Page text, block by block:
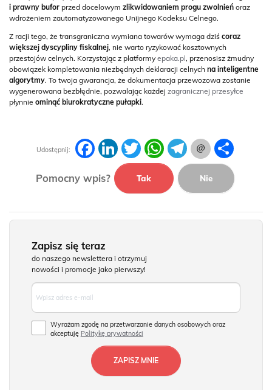
i prawny bufor przed docelowym zlikwidowaniem progu zwolnień oraz
wdrożeniem zautomatyzowanego Unijnego Kodeksu Celnego.
Z racji tego, że transgraniczna wymiana towarów wymaga dziś coraz
większej dyscypliny fiskalnej, nie warto ryzykować kosztownych
przestojów celnych. Korzystając z platformy epaka.pl, przenosisz żmudny
obowiązek kompletowania niezbędnych deklaracji celnych na inteligentne
algorytmy. To twoja gwarancja, że dokumentacja przewozowa zostanie
wygenerowana bezbłędnie, pozwalając każdej zagranicznej przesyłce
płynnie ominąć biurokratyczne pułapki.
Udostępnij:
FacebookLinkedInTwitter WhatsAppTelegram
Pomocny wpis? Tak Nie
Zapisz się teraz
do naszego newslettera i otrzymuj
nowości i promocje jako pierwszy!
Wyrażam zgodę na przetwarzanie danych osobowych oraz
akceptuję Politykę prywatności